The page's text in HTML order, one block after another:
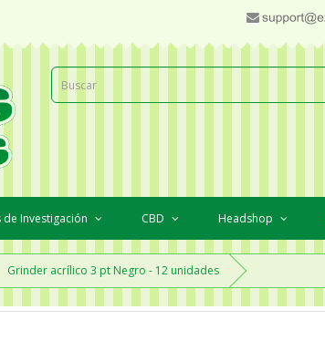
Investigación CBD Headshop
Grinder acrílico 3 pt Negro - 12 unidades